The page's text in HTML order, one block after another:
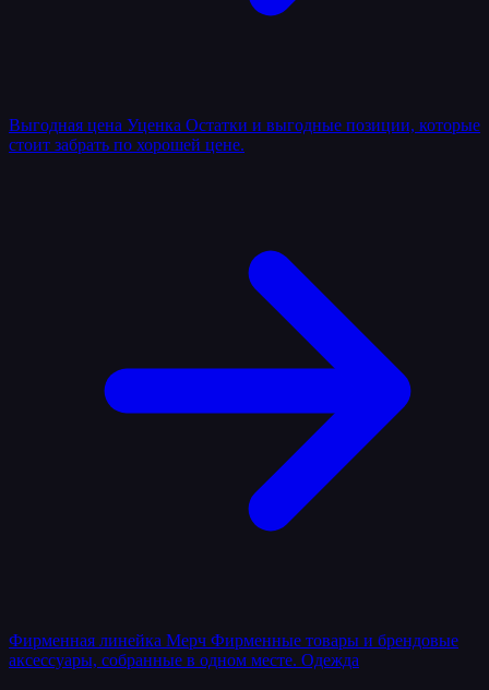
Выгодная цена Уценка Остатки и выгодные позиции, которые
стоит забрать по хорошей цене.
Фирменная линейка Мерч Фирменные товары и брендовые
аксессуары, собранные в одном месте. Одежда